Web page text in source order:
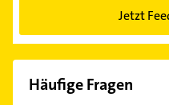
Jetzt
Häufige Fragen